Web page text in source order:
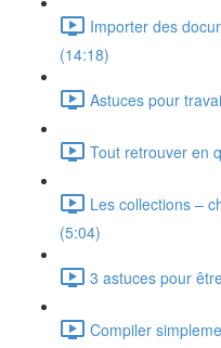
Importer des
(14:18)
Astuces pour
Tout retrouver en
Les collections –
(5:04)
3 astuces pour
Compiler